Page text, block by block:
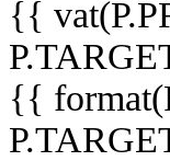
{{
{{